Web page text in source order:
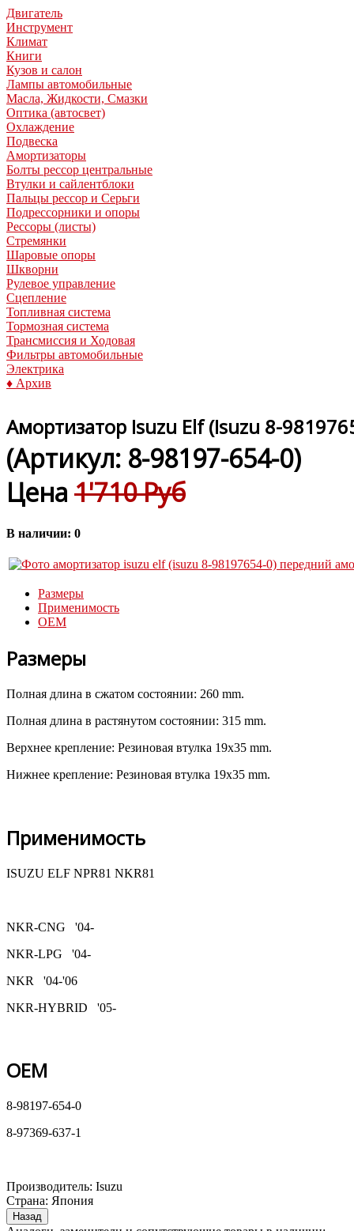
Двигатель
Инструмент
Климат
Книги
Кузов и салон
Лампы автомобильные
Масла, Жидкости, Смазки
Оптика (автосвет)
Охлаждение
Подвеска
Амортизаторы
Болты рессор центральные
Втулки и сайлентблоки
Пальцы рессор и Серьги
Подрессорники и опоры
Рессоры (листы)
Стремянки
Шаровые опоры
Шкворни
Рулевое управление
Сцепление
Топливная система
Тормозная система
Трансмиссия и Ходовая
Фильтры автомобильные
Электрика
♦ Архив
Амортизатор Isuzu Elf (Isuzu 8-
(Артикул: 8-98197-654-0)
Цена 1'710 Руб
В наличии: 0
Размеры
Применимость
OEM
Размеры
Полная длина в сжатом состоянии: 260 mm.
Полная длина в растянутом состоянии: 315 mm.
Верхнее крепление: Резиновая втулка 19x35 mm.
Нижнее крепление: Резиновая втулка 19x35 mm.
Применимость
ISUZU ELF NPR81 NKR81
NKR-CNG '04-
NKR-LPG '04-
NKR '04-'06
NKR-HYBRID '05-
OEM
8-98197-654-0
8-97369-637-1
Производитель: Isuzu
Страна: Япония